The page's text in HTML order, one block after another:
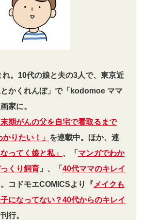
。10代の娘と夫の3人で、東京近
かくれんぼ」で「kodomoe ママ
家に。
末期がんの父を自宅で看取るまで
かりたい！」 を連載中。ほか、連
なってく娘と私」 、「 マンガでわか
くり飼育 」、「 40代ママのキレイ
。コドモエCOMICSより『 メイクも
になってない？40代からのキレイ
行。